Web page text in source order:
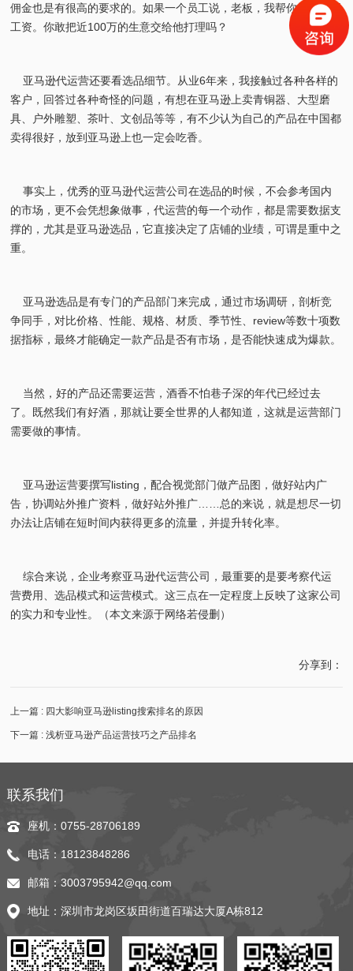
佣金也是有很高的要求的。如果一个员工说，老板，我帮你打工不要
工资。你敢把近100万的生意交给他打理吗？
亚马逊代运营还要看选品细节。从业6年来，我接触过各种各样的
客户，回答过各种奇怪的问题，有想在亚马逊上卖青铜器、大型磨
具、户外雕塑、茶叶、文创品等等，有不少认为自己的产品在中国都
卖得很好，放到亚马逊上也一定会吃香。
事实上，优秀的亚马逊代运营公司在选品的时候，不会参考国内
的市场，更不会凭想象做事，代运营的每一个动作，都是需要数据支
撑的，尤其是亚马逊选品，它直接决定了店铺的业绩，可谓是重中之
重。
亚马逊选品是有专门的产品部门来完成，通过市场调研，剖析竞
争同手，对比价格、性能、规格、材质、季节性、review等数十项数
据指标，最终才能确定一款产品是否有市场，是否能快速成为爆款。
当然，好的产品还需要运营，酒香不怕巷子深的年代已经过去
了。既然我们有好酒，那就让要全世界的人都知道，这就是运营部门
需要做的事情。
亚马逊运营要撰写listing，配合视觉部门做产品图，做好站内广
告，协调站外推广资料，做好站外推广……总的来说，就是想尽一切
办法让店铺在短时间内获得更多的流量，并提升转化率。
综合来说，企业考察亚马逊代运营公司，最重要的是要考察代运
营费用、选品模式和运营模式。这三点在一定程度上反映了这家公司
的实力和专业性。（本文来源于网络若侵删）
分享到：
上一篇 : 四大影响亚马逊listing搜索排名的原因
下一篇 : 浅析亚马逊产品运营技巧之产品排名
联系我们
座机：0755-28706189
电话：18123848286
邮箱：3003795942@qq.com
地址：深圳市龙岗区坂田街道百瑞达大厦A栋812